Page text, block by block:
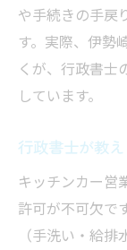
や手続きの手戻
す。実際、伊勢
くが、行政書士
しています。
行政書士が教
キッチンカー営
許可が不可欠で
（手洗い・給